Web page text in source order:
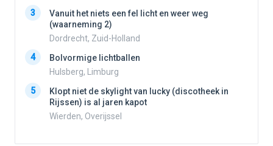
3
Vanuit het niets een fel licht en weer weg
(waarneming 2)
Dordrecht, Zuid-Holland
4
Bolvormige lichtballen
Hulsberg, Limburg
5
Klopt niet de skylight van lucky (discotheek in
Rijssen) is al jaren kapot
Wierden, Overijssel